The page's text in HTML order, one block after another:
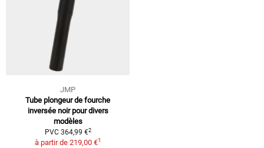
JMP
Tube plongeur de fourche
inversée noir pour divers
modèles
PVC 364,99 €2
à partir de 219,00 €1